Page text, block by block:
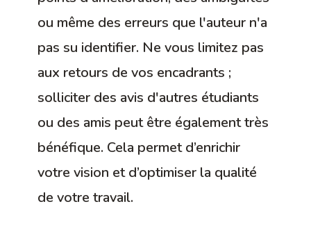
ou même des erreurs que l'auteur n'a
pas su identifier. Ne vous limitez pas
aux retours de vos encadrants ;
solliciter des avis d'autres étudiants
ou des amis peut être également très
bénéfique. Cela permet d’enrichir
votre vision et d’optimiser la qualité
de votre travail.